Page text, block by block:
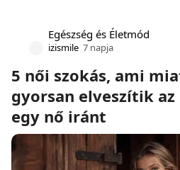
Egészség és Életmód
izismile 7 napja
5 női szokás, ami
gyorsan elveszítik
egy nő iránt